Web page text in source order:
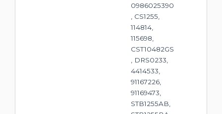
0986025390
, CS1255,
114814,
115698,
CST10482GS
, DRS0233,
4414533,
91167226,
91169473,
STB1255AB,